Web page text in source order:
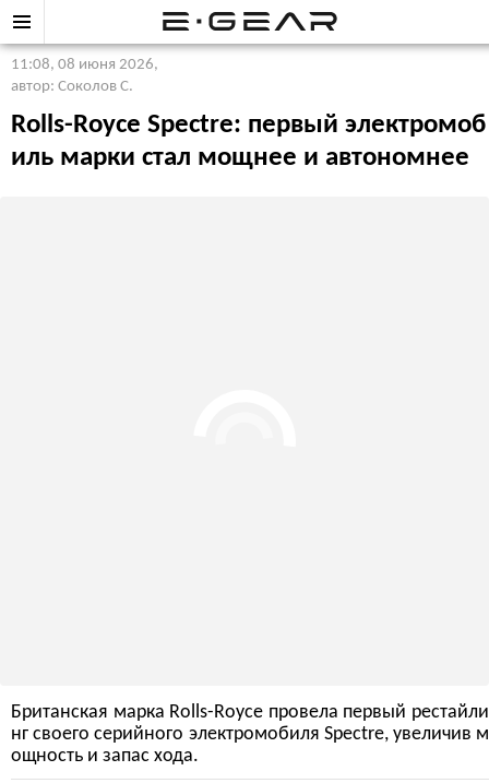
11:08, 08 июня 2026,
автор: Соколов С.
Rolls-Royce Spectre: первый электромоб
иль марки стал мощнее и автономнее
Британская марка Rolls-Royce провела первый рестайли
нг своего серийного электромобиля Spectre, увеличив м
ощность и запас хода.